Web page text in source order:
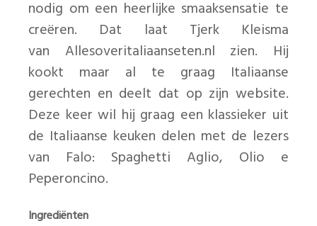
nodig om een heerlijke smaaksensatie te
creëren. Dat laat Tjerk Kleisma
van Allesoveritaliaanseten.nl zien. Hij
kookt maar al te graag Italiaanse
gerechten en deelt dat op zijn website.
Deze keer wil hij graag een klassieker uit
de Italiaanse keuken delen met de lezers
van Falo: Spaghetti Aglio, Olio e
Peperoncino.
Ingrediënten